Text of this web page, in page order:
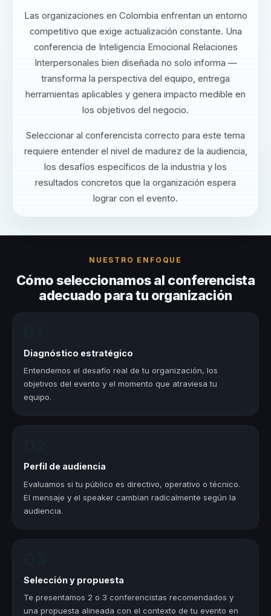
Las organizaciones en Colombia enfrentan un entorno
competitivo que exige actualización constante. Una
conferencia de Inteligencia Emocional Relaciones
Interpersonales bien diseñada no solo informa —
transforma la perspectiva del equipo, entrega
herramientas aplicables y genera impacto medible en
los objetivos del negocio.
Seleccionar al conferencista correcto para este tema
requiere entender el nivel de madurez de la audiencia,
los desafíos específicos de la industria y los
resultados concretos que la organización espera
lograr con el evento.
NUESTRO ENFOQUE
Cómo seleccionamos al conferencista
adecuado para tu organización
Diagnóstico estratégico
Entendemos el desafío real de tu organización, los
objetivos del evento y el momento que atraviesa tu
equipo.
Perfil de audiencia
Evaluamos si tu público es directivo, operativo o técnico.
El mensaje y el speaker cambian radicalmente según la
audiencia.
Selección y propuesta
Te presentamos 2 o 3 conferencistas recomendados y
una propuesta alineada con el contexto de tu evento en